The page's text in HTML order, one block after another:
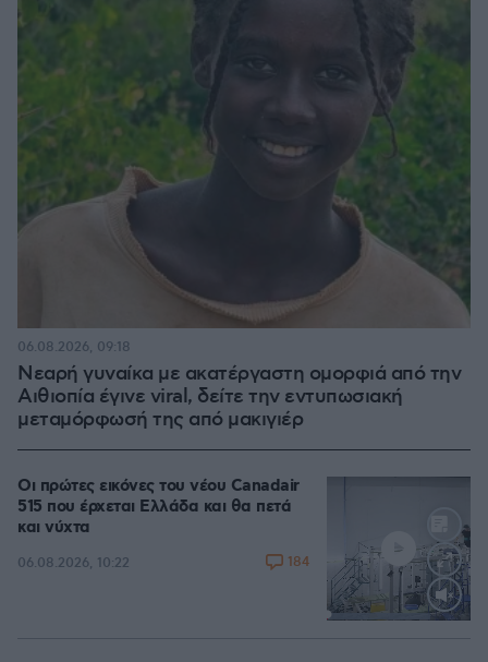
Νεαρή γυναίκα με ακατέργαστη ομορφιά από την
Αιθιοπία έγινε viral, δείτε την εντυπωσιακή
μεταμόρφωσή της από μακιγιέρ
06.08.2026, 09:18
Loaded:
Οι πρώτες εικόνες του νέου Canadair
515 που έρχεται Ελλάδα και θα πετά
και νύχτα
06.08.2026, 10:22 184